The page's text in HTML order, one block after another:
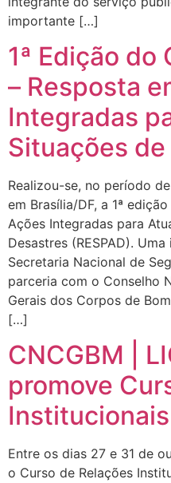
importante […]
1ª Edição do
– Resposta
Integradas
Situações
Realizou-se, no período
em Brasília/DF, a 1ª
Ações Integradas para
Desastres (RESPAD).
Secretaria Nacional de
parceria com o Conselho
Gerais dos Corpos de
[…]
CNCGBM |
promove
Institucionais
Entre os dias 27 e 31 de
o Curso de Relações